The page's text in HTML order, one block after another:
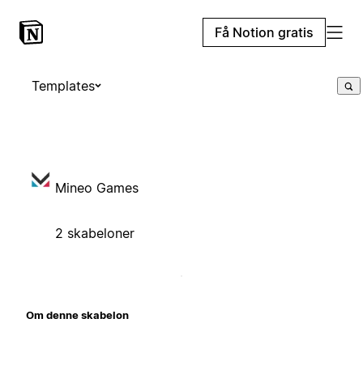
Få Notion gratis
Templates
Mineo Games
2 skabeloner
Om denne skabelon